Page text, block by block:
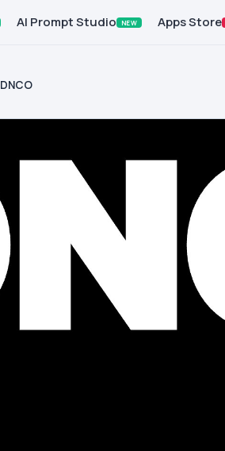
AI Prompt Studio NEW Apps Store
DNCO